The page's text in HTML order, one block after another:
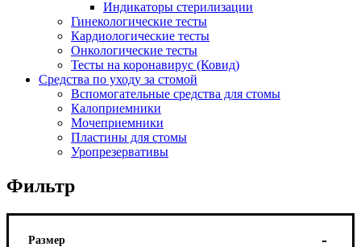
Индикаторы стерилизации
Гинекологические тесты
Кардиологические тесты
Онкологические тесты
Тесты на коронавирус (Ковид)
Средства по уходу за стомой
Вспомогательные средства для стомы
Калоприемники
Мочеприемники
Пластины для стомы
Уропрезервативы
Фильтр
Размер